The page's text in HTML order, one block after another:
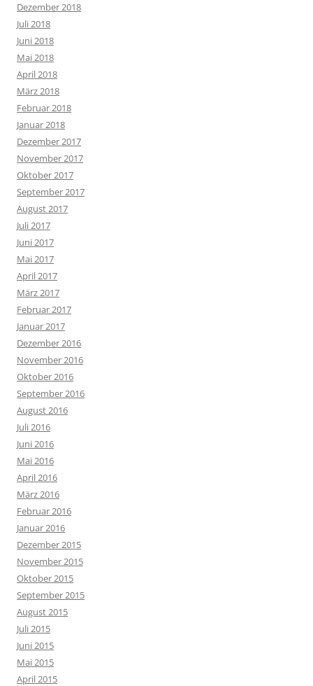
Dezember 2018
Juli 2018
Juni 2018
Mai 2018
April 2018
März 2018
Februar 2018
Januar 2018
Dezember 2017
November 2017
Oktober 2017
September 2017
August 2017
Juli 2017
Juni 2017
Mai 2017
April 2017
März 2017
Februar 2017
Januar 2017
Dezember 2016
November 2016
Oktober 2016
September 2016
August 2016
Juli 2016
Juni 2016
Mai 2016
April 2016
März 2016
Februar 2016
Januar 2016
Dezember 2015
November 2015
Oktober 2015
September 2015
August 2015
Juli 2015
Juni 2015
Mai 2015
April 2015